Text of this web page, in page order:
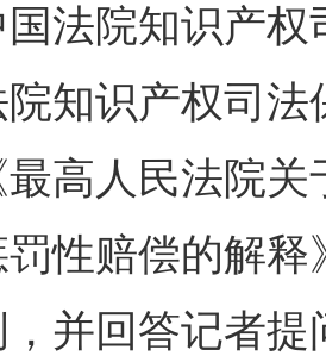
法院知识产
院知识产权司
高人民法院
性赔偿的解
并回答记者